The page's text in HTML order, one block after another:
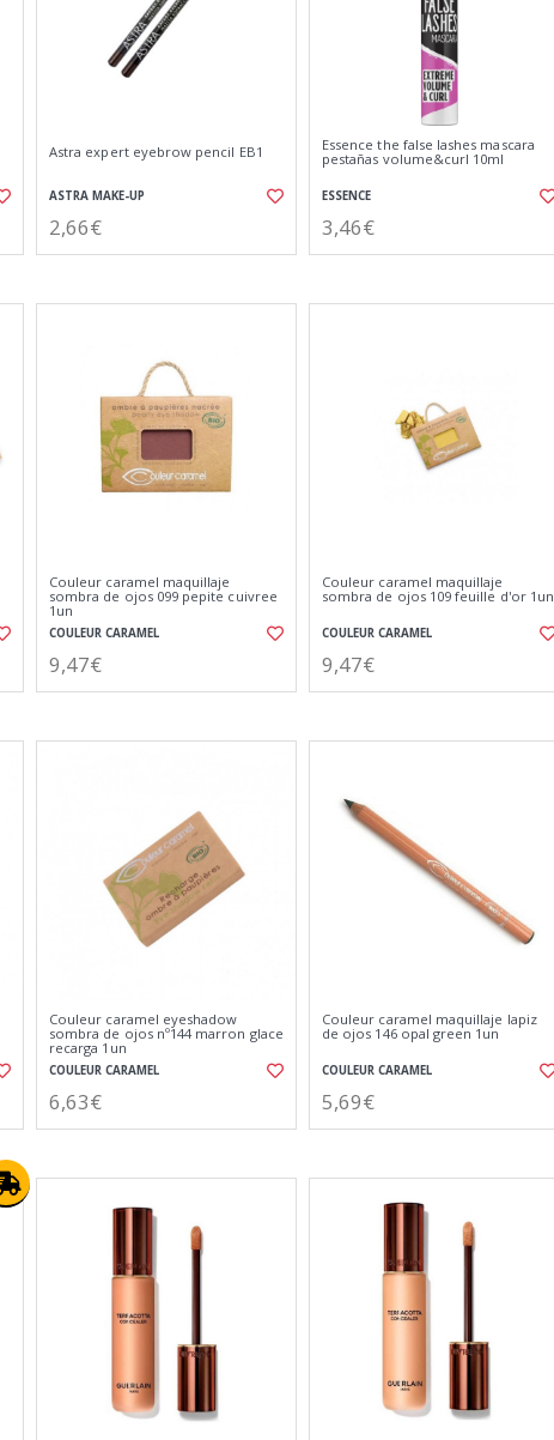
Astra expert eyebrow pencil EB1
ASTRA MAKE-UP
2,66€
Essence the false lashes mascara
pestañas volume&curl 10ml
ESSENCE
3,46€
Couleur caramel maquillaje
sombra de ojos 099 pepite cuivree
1un
COULEUR CARAMEL
9,47€
Couleur caramel maquillaje
sombra de ojos 109 feuille d'or 1un
COULEUR CARAMEL
9,47€
Couleur caramel eyeshadow
sombra de ojos nº144 marron glace
recarga 1un
COULEUR CARAMEL
6,63€
Couleur caramel maquillaje lapiz
de ojos 146 opal green 1un
COULEUR CARAMEL
5,69€